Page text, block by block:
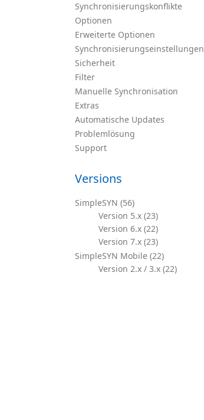
Synchronisierungskonflikte
Optionen
Erweiterte Optionen
Synchronisierungseinstellungen
Sicherheit
Filter
Manuelle Synchronisation
Extras
Automatische Updates
Problemlösung
Support
Versions
SimpleSYN (56)
Version 5.x (23)
Version 6.x (22)
Version 7.x (23)
SimpleSYN Mobile (22)
Version 2.x / 3.x (22)